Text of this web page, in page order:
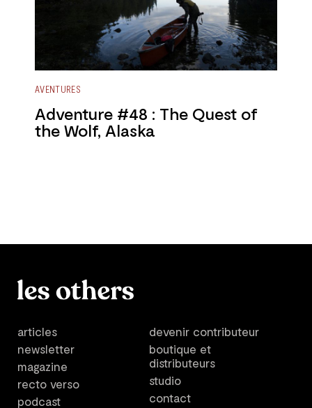
AVENTURES
Adventure #48 : The Quest of
the Wolf, Alaska
articles
newsletter
magazine
recto verso
podcast
devenir contributeur
boutique et
distributeurs
studio
contact